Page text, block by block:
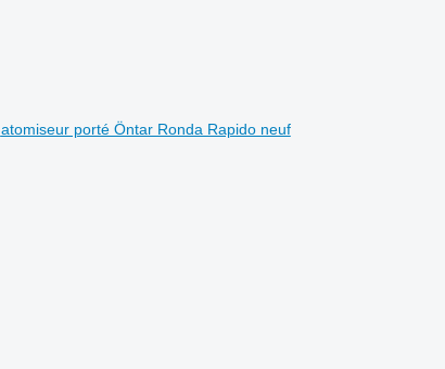
atomiseur porté Öntar Ronda Rapido neuf